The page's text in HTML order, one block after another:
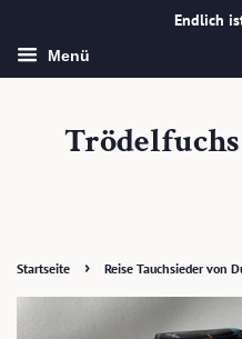
Endlich
Menü
Startseite › Reise Tauchsieder von